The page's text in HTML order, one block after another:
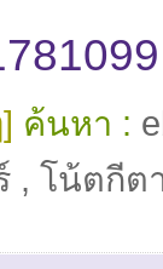
ค้นหา :
, โน้ตกีต